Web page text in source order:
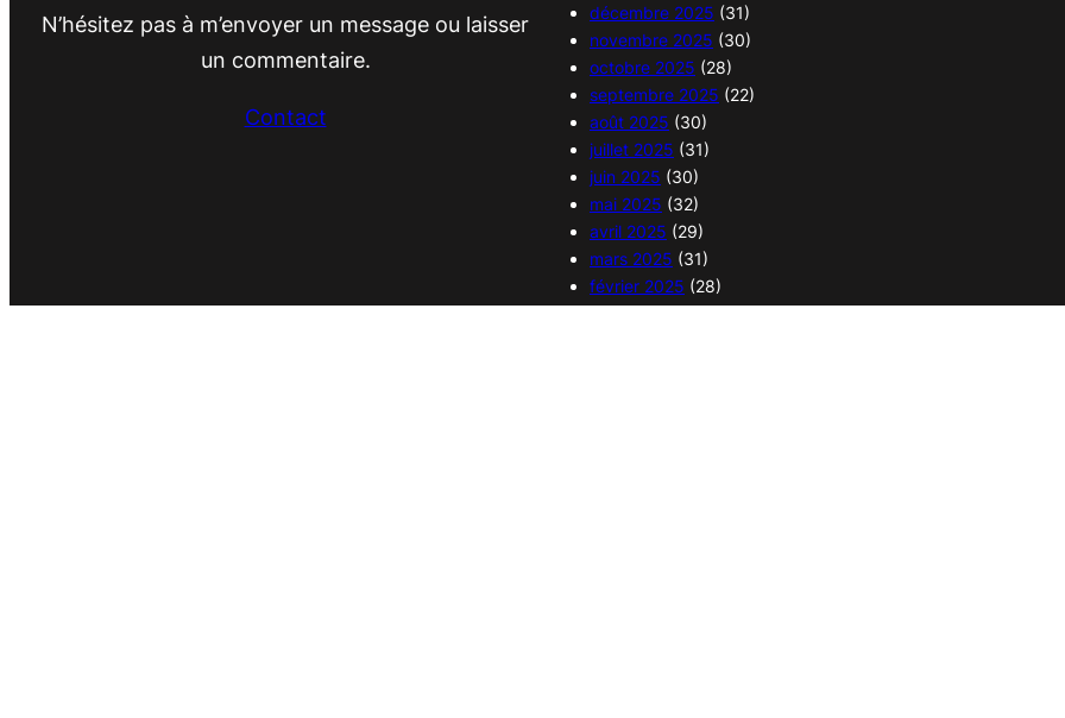
N’hésitez pas à m’envoyer un message ou laisser
un commentaire.
Contact
décembre 2025 (31)
novembre 2025 (30)
octobre 2025 (28)
septembre 2025 (22)
août 2025 (30)
juillet 2025 (31)
juin 2025 (30)
mai 2025 (32)
avril 2025 (29)
mars 2025 (31)
février 2025 (28)